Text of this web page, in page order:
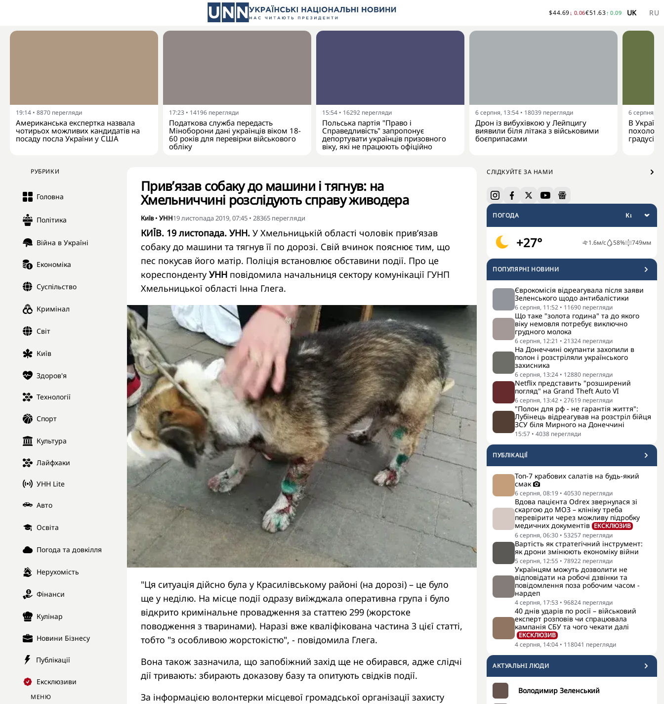
$44.69↓ 0.06€51.63↑ 0.09 UK RU
19:14 • 8870 перегляди
Американська експертка назвала
чотирьох можливих кандидатів на
посаду посла України у США
17:23 • 14196 перегляди
Податкова служба передасть
Міноборони дані українців віком 18-
60 років для перевірки військового
обліку
15:54 • 16292 перегляди
Польська партія "Право і
Справедливість" запропонує
депортувати українців призовного
віку, які не працюють офіційно
6 серпня, 13:54 • 18039 перегляди
Дрон із вибухівкою у Лейпцигу
виявили біля літака з військовими
боєприпасами
6 серпня,
В
градусів
РУБРИКИ
Головна
Політика
Війна в Україні
Економіка
Суспільство
Кримінал
Світ
Київ
Здоров'я
Технології
Спорт
Культура
Лайфхаки
УНН Lite
Авто
Освіта
Погода та довкілля
Нерухомість
Фінанси
Кулінар
Новини Бізнесу
Публікації
Ексклюзиви
МЕНЮ
СЛІДКУЙТЕ ЗА НАМИ
ПОГОДА
+27° 1.6м/с 58% 749мм
ПОПУЛЯРНI НОВИНИ
Єврокомісія відреагувала після заяви
Зеленського щодо антибалістики
6 серпня, 11:52 • 11690 перегляди
Що таке "золота година" та до якого
віку немовля потребує виключно
грудного молока
6 серпня, 12:21 • 21324 перегляди
На Донеччині окупанти захопили в
полон і розстріляли українського
захисника
6 серпня, 13:24 • 12880 перегляди
Netflix представить "розширений
погляд" на Grand Theft Auto VI
6 серпня, 13:42 • 27619 перегляди
"Полон для рф - не гарантія життя":
Лубінець відреагував на розстріл бійця
ЗСУ біля Мирного на Донеччині
15:57 • 4038 перегляди
ПУБЛІКАЦІЇ
Топ-7 крабових салатів на будь-який
смак
6 серпня, 08:19 • 40530 перегляди
Вдова пацієнта Odrex звернулася зі
скаргою до МОЗ – клініку треба
перевірити через можливу підробку
медичних документів ЕКСКЛЮЗИВ
6 серпня, 06:30 • 53257 перегляди
Вартість як стратегічний інструмент:
як дрони змінюють економіку війни
5 серпня, 12:55 • 78922 перегляди
Українцям можуть дозволити не
відповідати на робочі дзвінки та
повідомлення поза робочим часом -
нардеп
4 серпня, 17:53 • 96824 перегляди
40 днів ударів по росії – військовий
експерт розповів чи спрацювала
кампанія СБУ та чого чекати далі
ЕКСКЛЮЗИВ
4 серпня, 14:04 • 118041 перегляди
АКТУАЛЬНI ЛЮДИ
Володимир Зеленський
Прив’язав собаку до машини і тягнув: на
Хмельниччині розслідують справу живодера
Київ• УНН19 листопада 2019, 07:45 • 28365 перегляди
КИЇВ. 19 листопада. УНН. У Хмельницькій області чоловік прив’язав
собаку до машини та тягнув її по дорозі. Свій вчинок пояснює тим, що
пес покусав його матір. Поліція встановлює обставини події. Про це
кореспонденту УНН повідомила начальниця сектору комунікації ГУНП
Хмельницької області Інна Глега.
"Ця ситуація дійсно була у Красилівському районі (на дорозі) – це було
ще у неділю. На місце події одразу виїжджала оперативна група і було
відкрито кримінальне провадження за статтею 299 (жорстоке
поводження з тваринами). Наразі вже кваліфікована частина 3 цієї статті,
тобто "з особливою жорстокістю", - повідомила Глега.
Вона також зазначила, що запобіжний захід ще не обирався, адже слідчі
дії тривають: збирають доказову базу та опитують свідків події.
За інформацією волонтерки місцевої громадської організації захисту